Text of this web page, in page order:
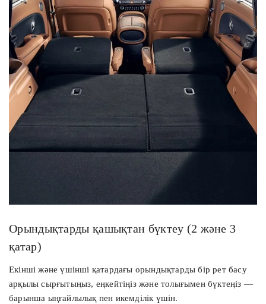
Орындықтарды қашықтан бүктеу (2 және 3
қатар)
Екінші және үшінші қатардағы орындықтарды бір рет басу
арқылы сырғытыңыз, еңкейтіңіз және толығымен бүктеңіз —
барынша ыңғайлылық пен икемділік үшін.
Консультация по кредиту
Өтінім қалдырыңыз және маманымыздың тегін
кеңесін алыңыз.
Модель автомобиля *
Номер телефона *
Согласие на сбор и обработку данных